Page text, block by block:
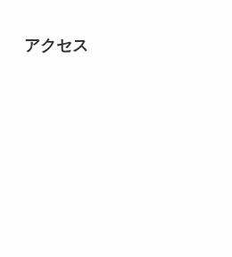
アクセス